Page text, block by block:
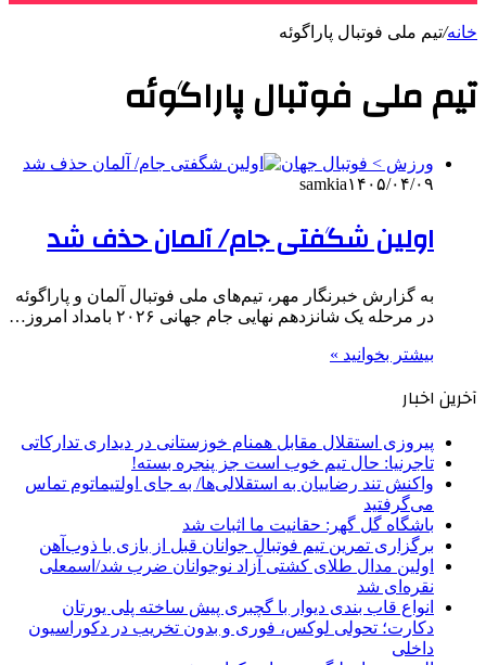
خانه/تیم ملی فوتبال پاراگوئه
تیم ملی فوتبال پاراگوئه
ورزش > فوتبال جهان
samkia۱۴۰۵/۰۴/۰۹
اولین شگفتی جام/ آلمان حذف شد
به گزارش خبرنگار مهر، تیم‌های ملی فوتبال آلمان و پاراگوئه
در مرحله یک شانزدهم نهایی جام جهانی ۲۰۲۶ بامداد امروز…
بیشتر بخوانید »
آخرین اخبار
پیروزی استقلال مقابل همنام خوزستانی در دیداری تدارکاتی
تاجرنیا: حال تیم خوب است جز پنجره بسته!
واکنش تند رضاییان به استقلالی‌ها/ به جای اولتیماتوم تماس
می‌گرفتید
باشگاه گل گهر: حقانیت ما اثبات شد
برگزاری تمرین تیم فوتبال جوانان قبل از بازی با ذوب‌آهن
اولین مدال طلای کشتی آزاد نوجوانان ضرب شد/اسمعلی
نقره‌ای شد
انواع قاب بندی دیوار با گچبری پیش ساخته پلی یورتان
دکارت؛ تحولی لوکس، فوری و بدون تخریب در دکوراسیون
داخلی